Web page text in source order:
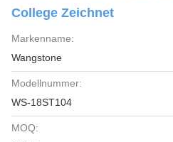
College Zeichnet
Markenname:
Wangstone
Modellnummer:
WS-18ST104
MOQ: